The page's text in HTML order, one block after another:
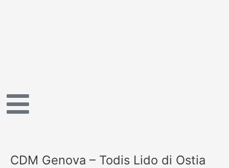
CDM Genova – Todis Lido di Ostia